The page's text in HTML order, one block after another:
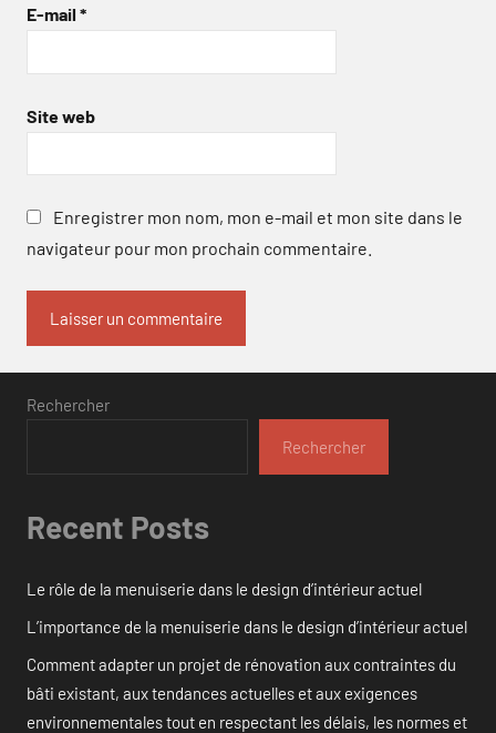
E-mail *
Site web
Enregistrer mon nom, mon e-mail et mon site dans le
navigateur pour mon prochain commentaire.
Rechercher
Rechercher
Recent Posts
Le rôle de la menuiserie dans le design d’intérieur actuel
L’importance de la menuiserie dans le design d’intérieur actuel
Comment adapter un projet de rénovation aux contraintes du
bâti existant, aux tendances actuelles et aux exigences
environnementales tout en respectant les délais, les normes et